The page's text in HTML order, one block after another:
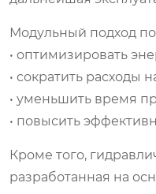
Модульный подход
• оптимизировать
• сократить расходы
• уменьшить время
• повысить
Кроме того,
разработанная на